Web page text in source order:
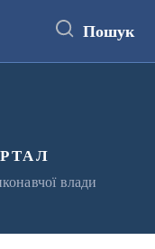
Пошук
влади